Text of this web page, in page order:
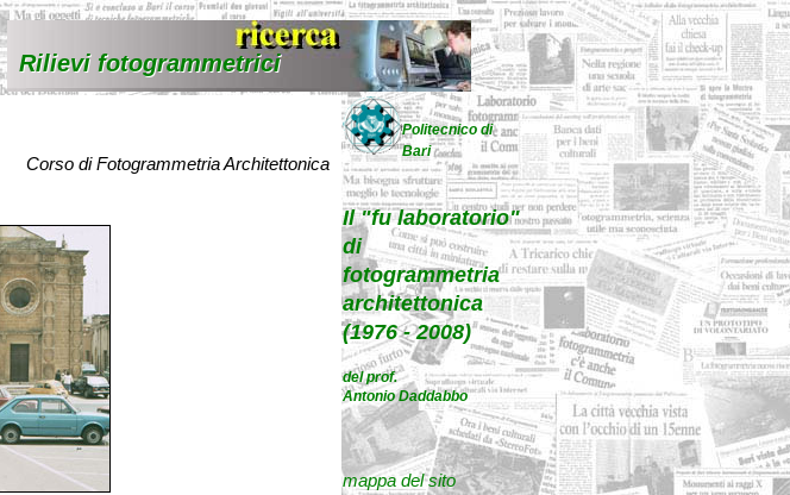
Rilievi fotogrammetrici
Politecnico di
Bari
Il "fu laboratorio"
di
fotogrammetria
architettonica
(1976 - 2008)
del prof.
Antonio Daddabbo
mappa del sito
Corso di Fotogrammetria Architettonica